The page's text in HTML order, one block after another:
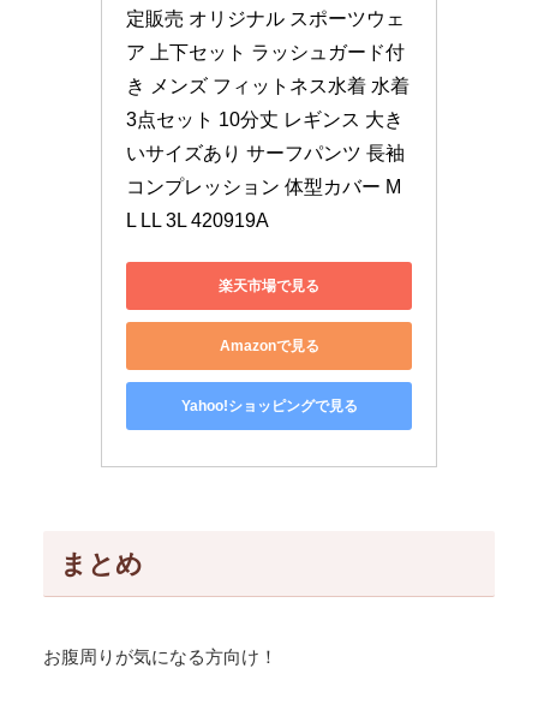
定販売 オリジナル スポーツウェ
ア 上下セット ラッシュガード付
き メンズ フィットネス水着 水着
3点セット 10分丈 レギンス 大き
いサイズあり サーフパンツ 長袖
コンプレッション 体型カバー M
L LL 3L 420919A
楽天市場で見る
Amazonで見る
Yahoo!ショッピングで見る
まとめ
お腹周りが気になる方向け！